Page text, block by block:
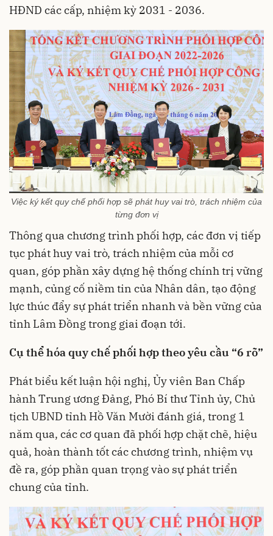
HĐND các cấp, nhiệm kỳ 2031 - 2036.
Việc ký kết quy chế phối hợp sẽ phát huy vai trò, trách nhiệm của
từng đơn vị
Thông qua chương trình phối hợp, các đơn vị tiếp
tục phát huy vai trò, trách nhiệm của mỗi cơ
quan, góp phần xây dựng hệ thống chính trị vững
mạnh, củng cố niềm tin của Nhân dân, tạo động
lực thúc đẩy sự phát triển nhanh và bền vững của
tỉnh Lâm Đồng trong giai đoạn tới.
Cụ thể hóa quy chế phối hợp theo yêu cầu “6 rõ”
Phát biểu kết luận hội nghị, Ủy viên Ban Chấp
hành Trung ương Đảng, Phó Bí thư Tỉnh ủy, Chủ
tịch UBND tỉnh Hồ Văn Mười đánh giá, trong 1
năm qua, các cơ quan đã phối hợp chặt chẽ, hiệu
quả, hoàn thành tốt các chương trình, nhiệm vụ
đề ra, góp phần quan trọng vào sự phát triển
chung của tỉnh.